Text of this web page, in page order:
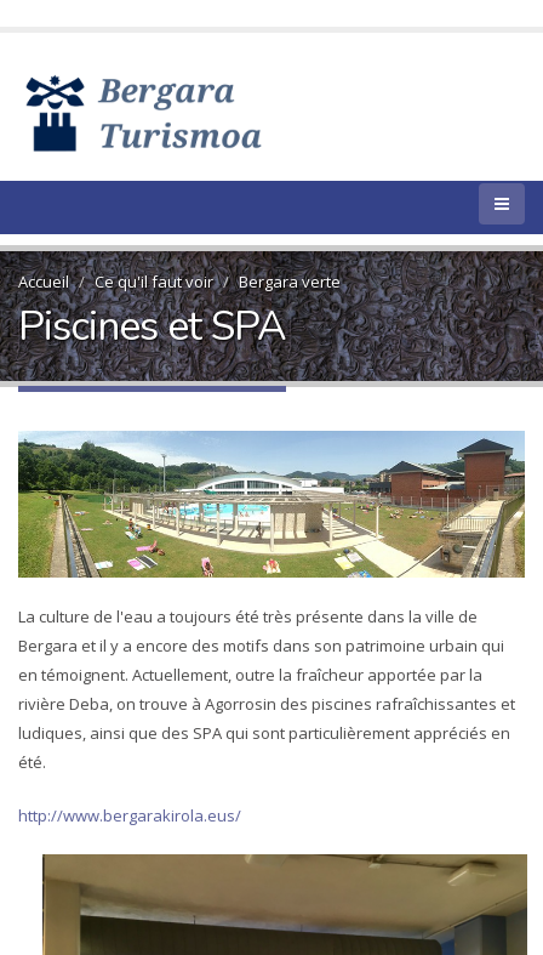
Accueil Ce qu'il faut voir Bergara verte
Piscines et SPA
La culture de l'eau a toujours été très présente dans la ville de
Bergara et il y a encore des motifs dans son patrimoine urbain qui
en témoignent. Actuellement, outre la fraîcheur apportée par la
rivière Deba, on trouve à Agorrosin des piscines rafraîchissantes et
ludiques, ainsi que des SPA qui sont particulièrement appréciés en
été.
http://www.bergarakirola.eus/